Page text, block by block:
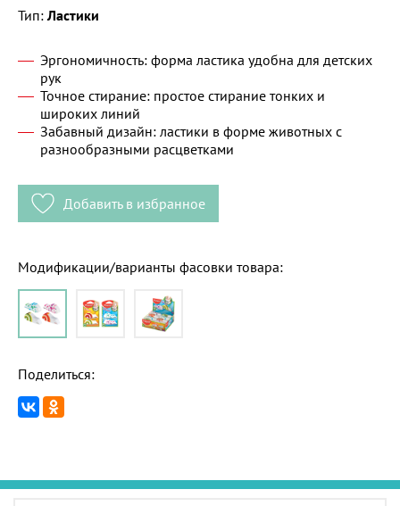
Тип:Ластики
Эргономичность: форма ластика удобна для детских
рук
Точное стирание: простое стирание тонких и
широких линий
Забавный дизайн: ластики в форме животных с
разнообразными расцветками
Добавить в избранное
Модификации/варианты фасовки товара:
Поделиться: